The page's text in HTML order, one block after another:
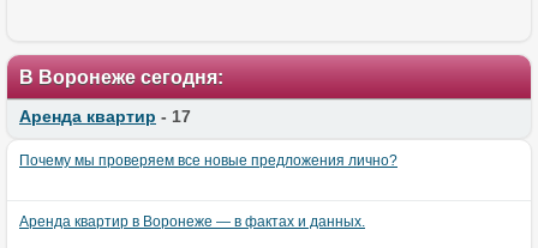
В Воронеже сегодня:
Аренда квартир - 17
Почему мы проверяем все новые предложения лично?
Аренда квартир в Воронеже — в фактах и данных.